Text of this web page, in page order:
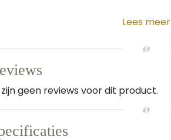
Lees meer
zijn geen reviews voor dit product.